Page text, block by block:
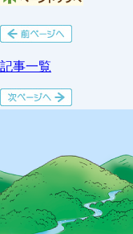
記事一覧